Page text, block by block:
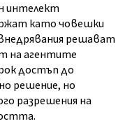
интелект
като човешки
решават
на агентите
достъп до
решение, но
разрешения на